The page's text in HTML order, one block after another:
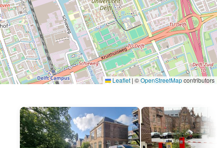
Leaflet | ©OpenStreetMapcontributors